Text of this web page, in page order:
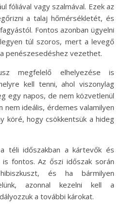
fóliával vagy szalmával. Ezek az
a talaj hőmérsékletét, és
Fontos azonban ügyelni
túl szoros, mert a levegő
penészesedéshez vezethet.
megfelelő elhelyezése is
kell tenni, ahol viszonylag
egy napos, de nem közvetlenül
nem ideális, érdemes valamilyen
köré, hogy csökkentsük a hideg
téli időszakban a kártevők és
fontos. Az őszi időszak során
és ha bármilyen
azonnal kezelni kell a
a további károkat.